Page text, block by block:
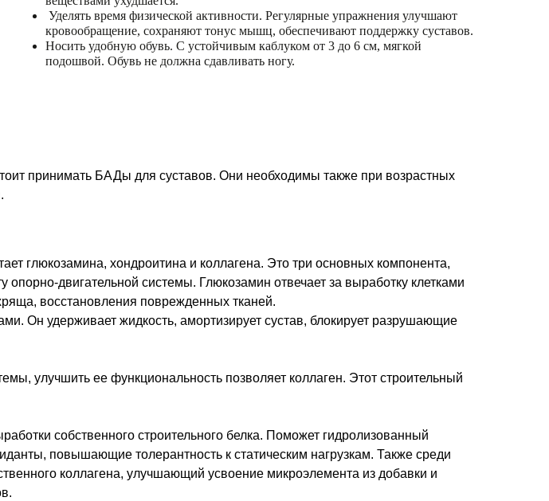
Уделять время физической активности. Регулярные упражнения улучшают
кровообращение, сохраняют тонус мышц, обеспечивают поддержку суставов.
Носить удобную обувь. С устойчивым каблуком от 3 до 6 см, мягкой
подошвой. Обувь не должна сдавливать ногу.
принимать БАДы для суставов. Они необходимы также при возрастных
глюкозамина, хондроитина и коллагена. Это три основных компонента,
двигательной системы. Глюкозамин отвечает за выработку клетками
восстановления поврежденных тканей.
Он удерживает жидкость, амортизирует сустав, блокирует разрушающие
улучшить ее функциональность позволяет коллаген. Этот строительный
собственного строительного белка. Поможет гидролизованный
повышающие толерантность к статическим нагрузкам. Также среди
коллагена, улучшающий усвоение микроэлемента из добавки и